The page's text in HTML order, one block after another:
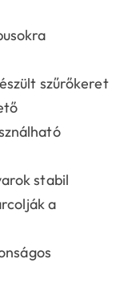
szűrőkeret
stabil
a